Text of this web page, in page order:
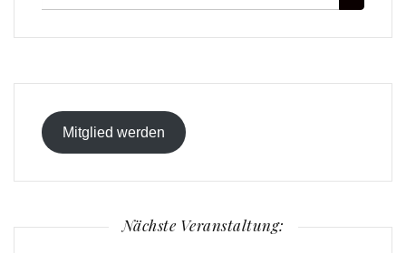
Mitglied werden
Nächste Veranstaltung: